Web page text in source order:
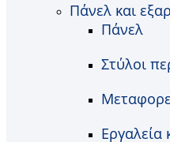
Πάνελ και
Πάνελ
Στύλοι
Εργαλεία